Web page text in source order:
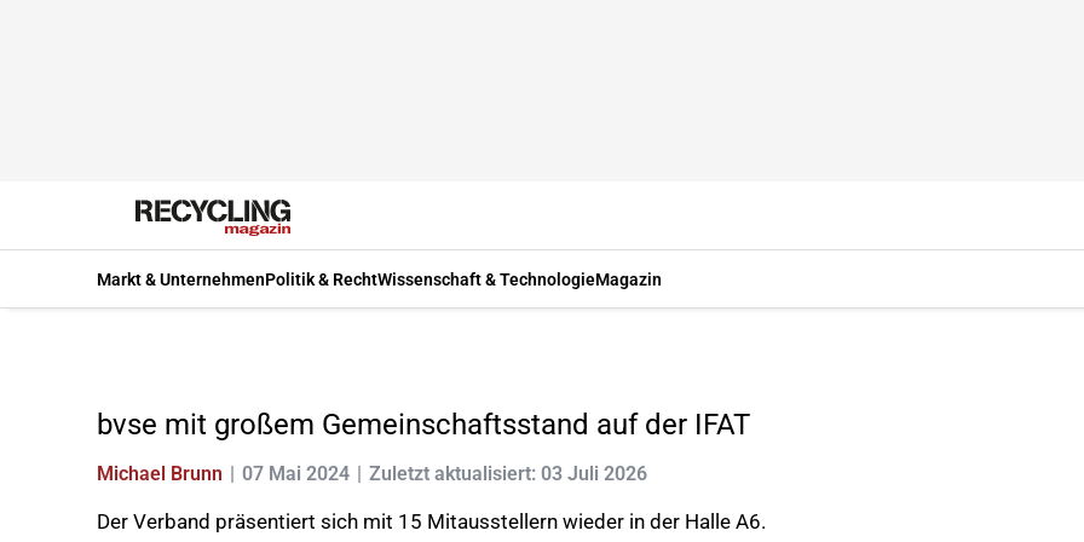
Markt & UnternehmenPolitik & RechtWissenschaft & TechnologieMagazin
bvse mit großem Gemeinschaftsstand auf der IFAT
Michael Brunn 07 Mai 2024 Zuletzt aktualisiert: 03 Juli 2026
Der Verband präsentiert sich mit 15 Mitausstellern wieder in der Halle A6.